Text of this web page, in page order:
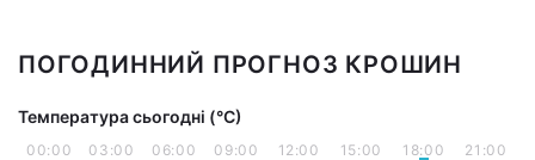
ПОГОДИННИЙ ПРОГНОЗ КРОШИН
Температура сьогодні (°С)
00:00 03:00 06:00 09:00 12:00 15:00 18:00 21:00